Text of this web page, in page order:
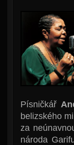
Písničkář
belizského
za
národa